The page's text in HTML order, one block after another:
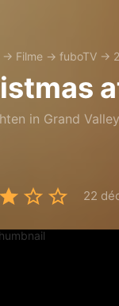
→ Filme → fuboTV →
in Grand Valley
22